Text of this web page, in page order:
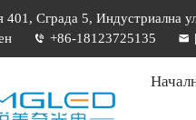
401, Сграда 5, Индустриална
+86-18123725135